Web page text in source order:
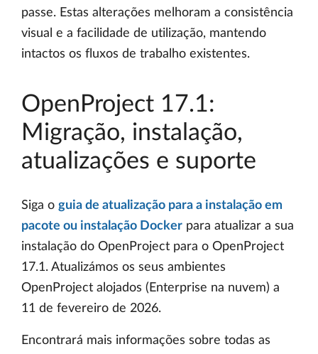
passe. Estas alterações melhoram a consistência
visual e a facilidade de utilização, mantendo
intactos os fluxos de trabalho existentes.
OpenProject 17.1:
Migração, instalação,
atualizações e suporte
Siga o guia de atualização para a instalação em
pacote ou instalação Docker para atualizar a sua
instalação do OpenProject para o OpenProject
17.1. Atualizámos os seus ambientes
OpenProject alojados (Enterprise na nuvem) a
11 de fevereiro de 2026.
Encontrará mais informações sobre todas as